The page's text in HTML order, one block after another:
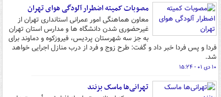
مصوبات کمیته اضطرار آلودگی هوای تهران
معاون هماهنگی امور عمرانی استانداری تهران از
غیرحضوری شدن دانشگاه ها و مدارس استان تهران
به جز سه شهرستان پردیس، فیروزکوه و دماوند برای
فردا و پس فردا خبر داد و گفت: طرح زوج و فرد از درب منازل اجرایی خواهد
شد.
۱۰ دی ۰۱ - ۱۵:۲۴
تهرانی‌ها ماسک بزنند